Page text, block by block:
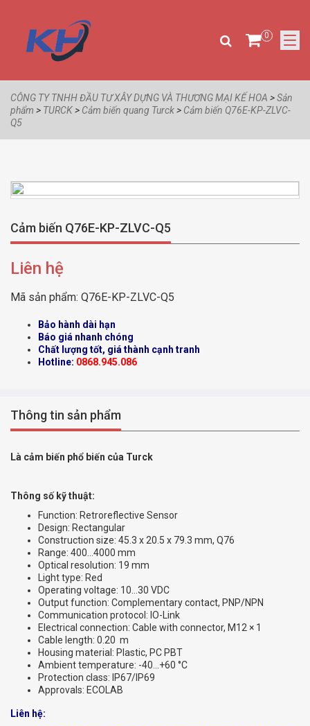
0
CÔNG TY TNHH ĐẦU TƯ XÂY DỰNG VÀ THƯƠNG MẠI KẾ HOA >Sản
phẩm > TURCK> Cảm biến quang Turck> Cảm biến Q76E-KP-ZLVC-
Q5
Cảm biến Q76E-KP-ZLVC-Q5
Liên hệ
Mã sản phẩm: Q76E-KP-ZLVC-Q5
Bảo hành dài hạn
Báo giá nhanh chóng
Chất lượng tốt, giá thành cạnh tranh
Hotline: 0868.945.086
Thông tin sản phẩm
Là cảm biến phổ biến của Turck
Thông số kỹ thuật:
Function: Retroreflective Sensor
Design: Rectangular
Construction size: 45.3 x 20.5 x 79.3 mm, Q76
Range: 400…4000 mm
Optical resolution: 19 mm
Light type: Red
Operating voltage: 10…30 VDC
Output function: Complementary contact, PNP/NPN
Communication protocol: IO-Link
Electrical connection: Cable with connector, M12 × 1
Cable length: 0.20 m
Housing material: Plastic, PC PBT
Ambient temperature: -40…+60 °C
Protection class: IP67/IP69
Approvals: ECOLAB
Liên hệ: